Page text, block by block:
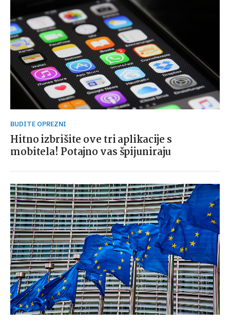
BUDITE OPREZNI
Hitno izbrišite ove tri aplikacije s
mobitela! Potajno vas špijuniraju